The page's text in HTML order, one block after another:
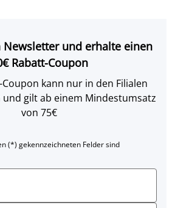
und erhalte einen
Rabatt-Coupon
kann nur in den Filialen
gilt ab einem Mindestumsatz
von 75€
(*) gekennzeichneten Felder sind